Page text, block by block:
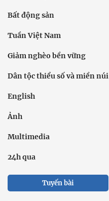
Bất động sản
Tuần Việt Nam
Giảm nghèo bền vững
Dân tộc thiểu số và miền núi
English
Ảnh
Multimedia
24h qua
Tuyến bài